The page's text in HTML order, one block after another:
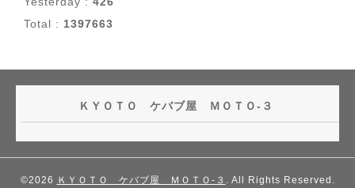
Total : 1397663
ＫＹＯＴＯ ケバブ屋 ＭＯＴＯ-３
©2026 ＫＹＯＴＯ ケバブ屋 ＭＯＴＯ-３ . All Rights Reserved.